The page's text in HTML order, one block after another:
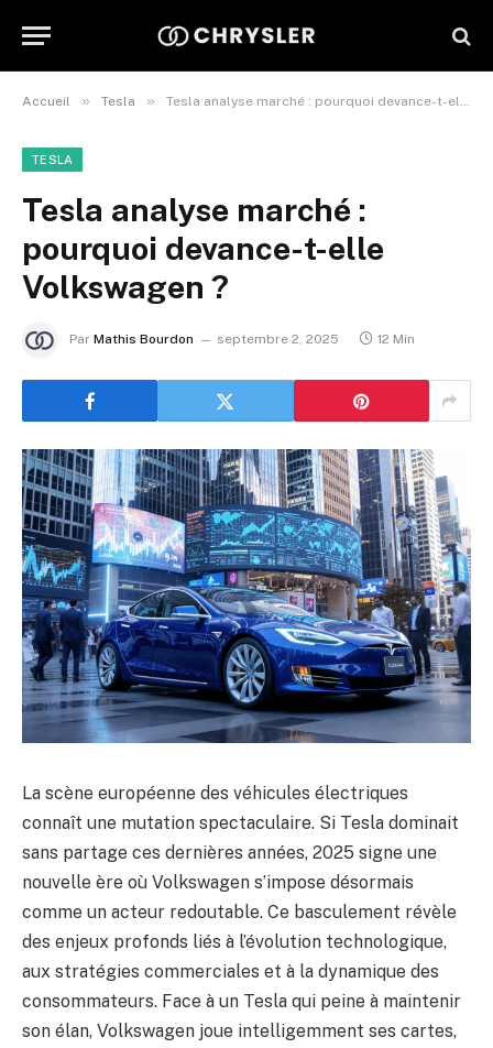
Accueil » Tesla » Tesla analyse marché : pourquoi devance-t-elle Volkswagen ?
TESLA
Tesla analyse marché :
pourquoi devance-t-elle
Volkswagen ?
Par Mathis Bourdon septembre 2, 2025 12 Min
La scène européenne des véhicules électriques
connaît une mutation spectaculaire. Si Tesla dominait
sans partage ces dernières années, 2025 signe une
nouvelle ère où Volkswagen s’impose désormais
comme un acteur redoutable. Ce basculement révèle
des enjeux profonds liés à l’évolution technologique,
aux stratégies commerciales et à la dynamique des
consommateurs. Face à un Tesla qui peine à maintenir
son élan, Volkswagen joue intelligemment ses cartes,